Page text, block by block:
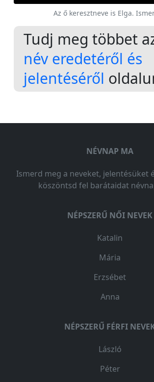
Az ő keresztneve is Elga.
Tudj meg többet
név eredetéről és
jelentéséről
NÉVNAP MA
Ismerd meg a neveket, jelentésüket
köszöntsd fel barátaidat
NÉPSZERŰ NŐI NEVEK
Katalin
Mária
Erzsébet
Anna
NÉPSZERŰ FÉRFI
László
Péter